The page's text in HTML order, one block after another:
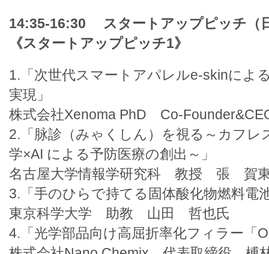
14:35-16:30 スタートアップピッチ（
《スタートアップピッチ1》
1.「次世代スマートアパレルe-skinによ
実現」
株式会社Xenoma PhD Co-
2.「脉診（みゃくしん）を視る～カフレ
学×AI による予防医療の創出～」
名古屋大学情報学研究科 教授 張 賀
3.「手のひらで持てる固体酸化物燃料電
東京科学大学 助教 山田 哲也氏
4.「光学部品向け高屈折率化フィラー「